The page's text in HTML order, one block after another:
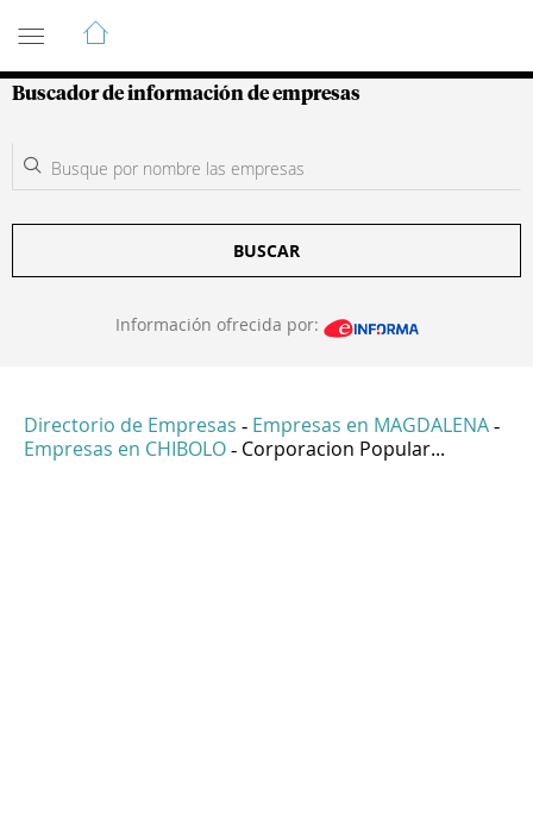
Guía de Empresas Colombianas
Buscador de información de empresas
BUSCAR
Información ofrecida por:
Directorio de Empresas - Empresas en MAGDALENA -
Empresas en CHIBOLO - Corporacion Popular...